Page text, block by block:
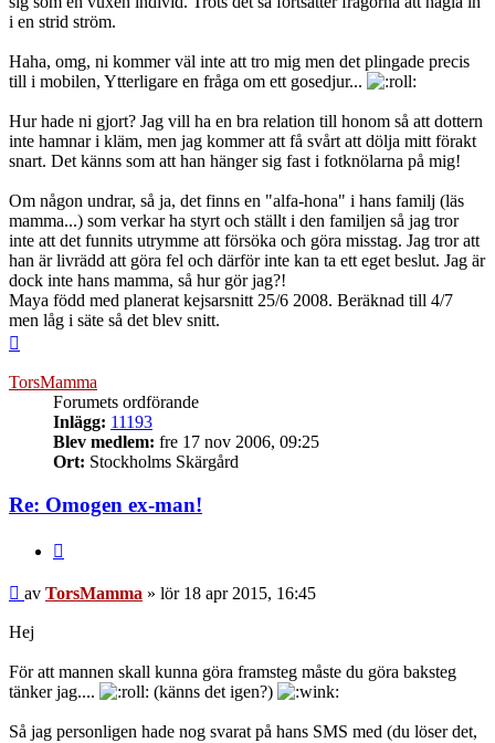
i en strid ström.
Haha, omg, ni kommer väl inte att tro mig men det plingade precis
till i mobilen, Ytterligare en fråga om ett gosedjur...
Hur hade ni gjort? Jag vill ha en bra relation till honom så att dottern
inte hamnar i kläm, men jag kommer att få svårt att dölja mitt förakt
snart. Det känns som att han hänger sig fast i fotknölarna på mig!
Om någon undrar, så ja, det finns en "alfa-hona" i hans familj (läs
mamma...) som verkar ha styrt och ställt i den familjen så jag tror
inte att det funnits utrymme att försöka och göra misstag. Jag tror att
han är livrädd att göra fel och därför inte kan ta ett eget beslut. Jag är
dock inte hans mamma, så hur gör jag?!
Maya född med planerat kejsarsnitt 25/6 2008. Beräknad till 4/7
men låg i säte så det blev snitt.
TorsMamma
Forumets ordförande
Inlägg: 11193
Blev medlem: fre 17 nov 2006, 09:25
Ort: Stockholms Skärgård
Re: Omogen ex-man!
Inlägg
av TorsMamma » lör 18 apr 2015, 16:45
Hej
För att mannen skall kunna göra framsteg måste du göra baksteg
tänker jag....
(känns det igen?)
Så jag personligen hade nog svarat på hans SMS med (du löser det,